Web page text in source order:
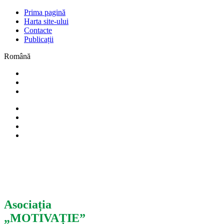
Prima pagină
Harta site-ului
Contacte
Publicații
Română
Asociația
„MOTIVAȚIE”